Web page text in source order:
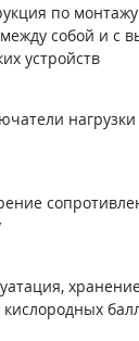
по
собой и с
устройств